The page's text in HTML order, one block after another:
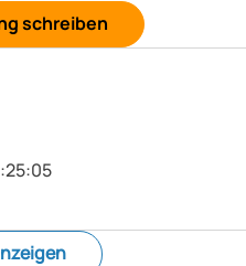
schreiben